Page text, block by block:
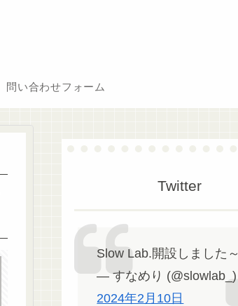
問い合わせフォーム
Twitter
Slow Lab.開設しました～
— すなめり (@slowlab_)
2024年2月10日